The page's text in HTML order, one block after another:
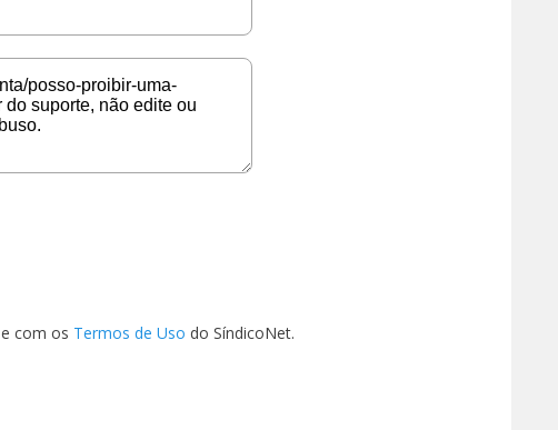
e com os Termos de Uso do SíndicoNet.